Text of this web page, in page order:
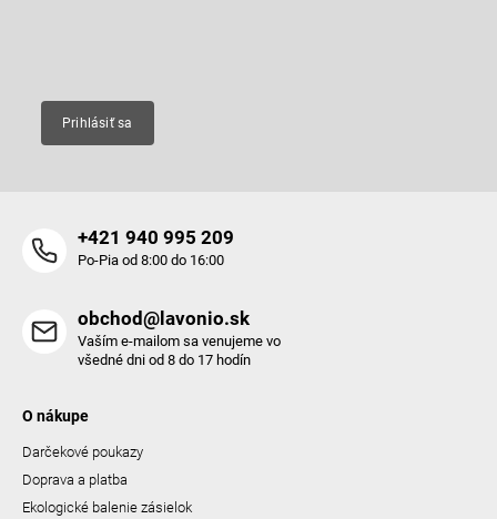
Prihlásiť sa
+421 940 995 209
Po-Pia od 8:00 do 16:00
obchod@lavonio.sk
Vaším e-mailom sa venujeme vo
všedné dni od 8 do 17 hodín
O nákupe
Darčekové poukazy
Doprava a platba
Ekologické balenie zásielok